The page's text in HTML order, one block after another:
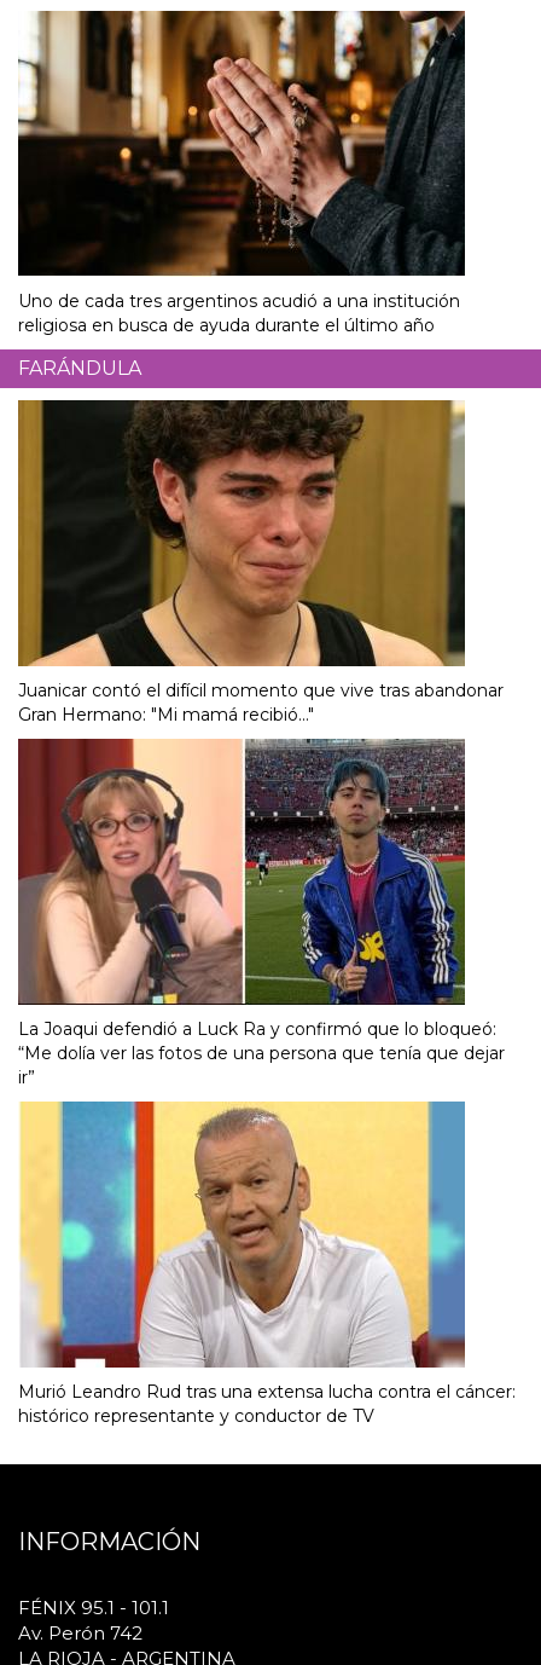
Uno de cada tres argentinos acudió a una institución
religiosa en busca de ayuda durante el último año
FARÁNDULA
Juanicar contó el difícil momento que vive tras abandonar
Gran Hermano: "Mi mamá recibió..."
La Joaqui defendió a Luck Ra y confirmó que lo bloqueó:
“Me dolía ver las fotos de una persona que tenía que dejar
ir”
Murió Leandro Rud tras una extensa lucha contra el cáncer:
histórico representante y conductor de TV
INFORMACIÓN
FÉNIX 95.1 - 101.1
Av. Perón 742
LA RIOJA - ARGENTINA